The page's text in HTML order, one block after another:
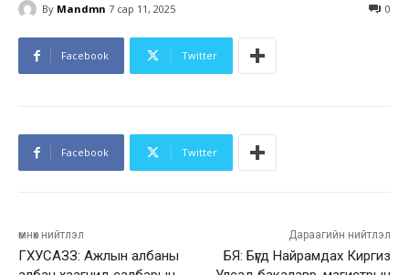
By Mandmn 7 сар 11, 2025 0
Facebook Twitter
Facebook Twitter
өмнөх нийтлэл
ГХУСАЗЗ: Ажлын албаны
Дараагийн нийтлэл
БЯ: Бүгд Найрамдах Киргиз